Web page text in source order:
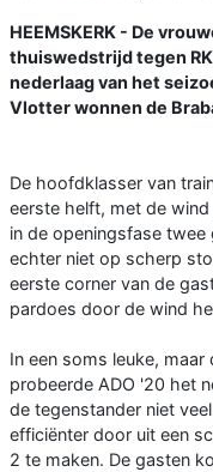
HEEMSKERK - De
thuiswedstrijd tegen
nederlaag van het
Vlotter wonnen de
De hoofdklasser van
eerste helft, met de
in de openingsfase
echter niet op scherp
eerste corner van de
pardoes door de wind
In een soms leuke,
probeerde ADO '20 het
de tegenstander niet
efficiënter door uit een
2 te maken. De gasten